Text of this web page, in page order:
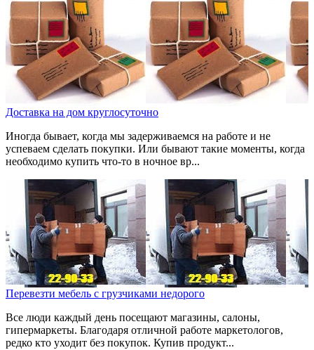
Доставка на дом круглосуточно
Иногда бывает, когда мы задерживаемся на работе и не
успеваем сделать покупки. Или бывают такие моменты, когда
необходимо купить что-то в ночное вр...
Перевезти мебель с грузчиками недорого
Все люди каждый день посещают магазины, салоны,
гипермаркеты. Благодаря отличной работе маркетологов,
редко кто уходит без покупок. Купив продукт...